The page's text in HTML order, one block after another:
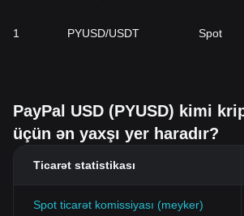
1 PYUSD/USDT Spot
PayPal USD (PYUSD) kimi
üçün ən yaxşı yer haradır?
Ticarət statistikası
Spot ticarət komissiyası (meyker)